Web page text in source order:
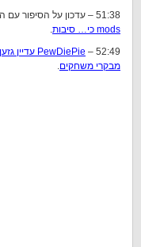
51:38 – עדכון על הסיפור עם ה-paid mods של בתסדה:
mods כי… סיבות
.
52:49 –
PewDiePie עדיין גזען
מבקרי משחקים.